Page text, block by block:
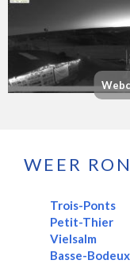
WEER
Trois-Ponts
Petit-Thier
Vielsalm
Basse-Bodeux